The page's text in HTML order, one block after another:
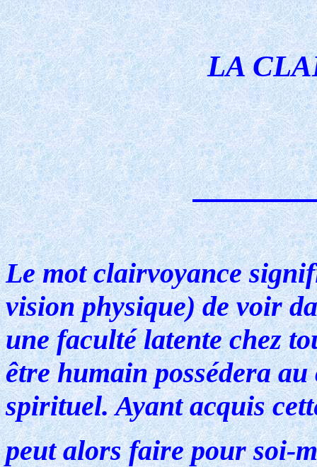
LA
Le mot clairvoyance
vision physique) de voir
une faculté latente chez
être humain possédera
spirituel. Ayant acquis
peut alors faire pour soi-